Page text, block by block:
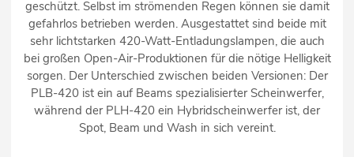
geschützt. Selbst im strömenden Regen können sie damit
gefahrlos betrieben werden. Ausgestattet sind beide mit
sehr lichtstarken 420-Watt-Entladungslampen, die auch
bei großen Open-Air-Produktionen für die nötige Helligkeit
sorgen. Der Unterschied zwischen beiden Versionen: Der
PLB-420 ist ein auf Beams spezialisierter Scheinwerfer,
während der PLH-420 ein Hybridscheinwerfer ist, der
Spot, Beam und Wash in sich vereint.